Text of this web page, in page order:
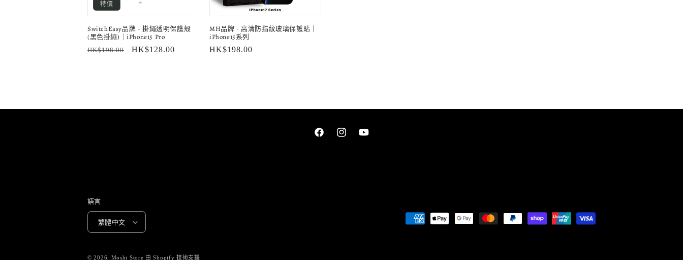
特價
SwitchEasy品牌 - 掛繩透明保護殼
(黑色掛繩)｜iPhone15 Pro
定
HK$198.00
售
HK$128.00
MH品牌 - 高清防指紋玻璃保護貼｜
iPhone15系列
定
HK$198.00
FacebookInstagramYouTube
語言
繁體中文
© 2026, Moshi Store 由 Shopify 技術支援